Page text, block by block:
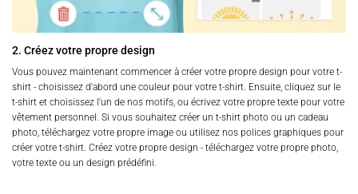
2. Créez votre propre design
Vous pouvez maintenant commencer à créer votre propre design pour votre t-
shirt - choisissez d'abord une couleur pour votre t-shirt. Ensuite, cliquez sur le
t-shirt et choisissez l'un de nos motifs, ou écrivez votre propre texte pour votre
vêtement personnel. Si vous souhaitez créer un t-shirt photo ou un cadeau
photo, téléchargez votre propre image ou utilisez nos polices graphiques pour
créer votre t-shirt. Créez votre propre design - téléchargez votre propre photo,
votre texte ou un design prédéfini.